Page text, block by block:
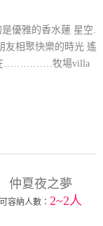
優雅的香水蓮 星空.
友相聚快樂的時光 遙
在……………牧場villa
仲夏夜之夢
可容納人數： 2~2人